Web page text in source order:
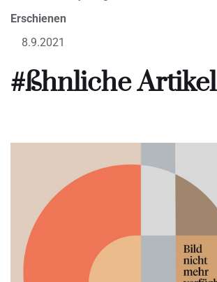
Erschienen
8.9.2021
#ßhnliche Artikel